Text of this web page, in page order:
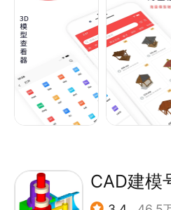
学者、学生、老师及相关从
Max,3DsMax,max,3d模型
纸,CAD,DWG,看图的能力。
和协作3DMAX CAD零件和
,3dmax模型浏览器基础入门
3DsMax手机版渲染器使用
3dmax是一款集创建、共享
维3D建模软件。Autodesk
CAD建模